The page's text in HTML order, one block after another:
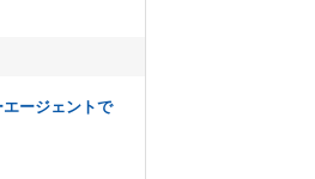
ージェントで